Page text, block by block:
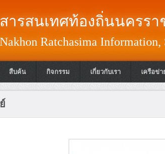
สารสนเทศท้องถิ่นนครร
Nakhon Ratchasima
สืบค้น กิจกรรม เกี่ยวกับเรา เครือข่